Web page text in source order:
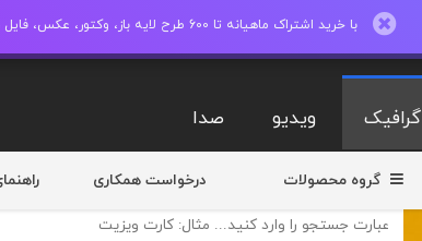
با خرید اشتراک ماهیانه تا 600 طرح لایه باز، وکتور، عکس، فایل های ویدیو وصدا دانلود کنید.
گرافیک ویدیو صدا
گروه محصولات درخواست همکاری